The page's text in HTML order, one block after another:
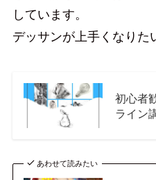
しています。
デッサンが上手くなりた
初心者
ライン
あわせて読みたい